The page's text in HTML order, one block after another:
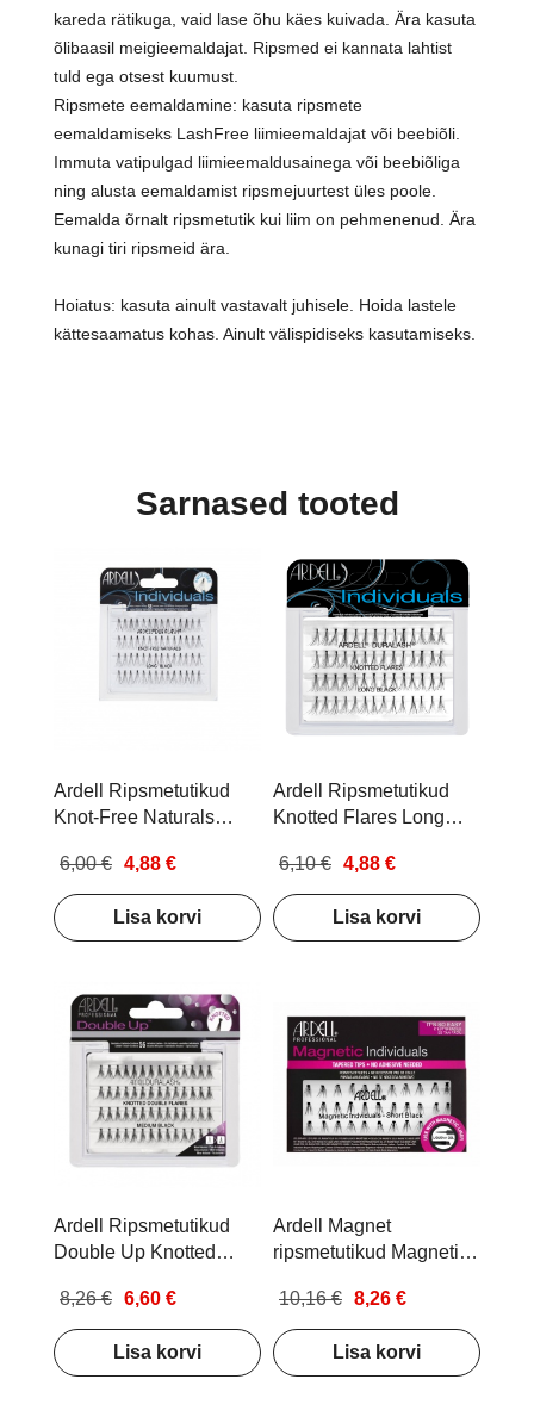
kareda rätikuga, vaid lase õhu käes kuivada. Ära kasuta
õlibaasil meigieemaldajat. Ripsmed ei kannata lahtist
tuld ega otsest kuumust.
Ripsmete eemaldamine: kasuta ripsmete
eemaldamiseks LashFree liimieemaldajat või beebiõli.
Immuta vatipulgad liimieemaldusainega või beebiõliga
ning alusta eemaldamist ripsmejuurtest üles poole.
Eemalda õrnalt ripsmetutik kui liim on pehmenenud. Ära
kunagi tiri ripsmeid ära.
Hoiatus: kasuta ainult vastavalt juhisele. Hoida lastele
kättesaamatus kohas. Ainult välispidiseks kasutamiseks.
Sarnased tooted
Ardell Ripsmetutikud
Knot-Free Naturals
6,00 € 4,88 €
Lisa korvi
Ardell Ripsmetutikud
Knotted Flares Long
6,10 € 4,88 €
Lisa korvi
Ardell Ripsmetutikud
Double Up Knotted
8,26 € 6,60 €
Lisa korvi
Ardell Magnet
ripsmetutikud Magnetic
10,16 € 8,26 €
Lisa korvi